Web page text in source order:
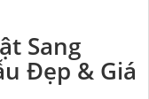
Sang
Đẹp & Giá